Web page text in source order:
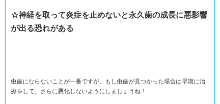
☆神経を取って炎症を止めないと永久歯の成長に悪影響
が出る恐れがある
虫歯にならないことが一番ですが、もし虫歯が見つかった場合は早期に治
療をして、さらに悪化しないようにしましょうね！